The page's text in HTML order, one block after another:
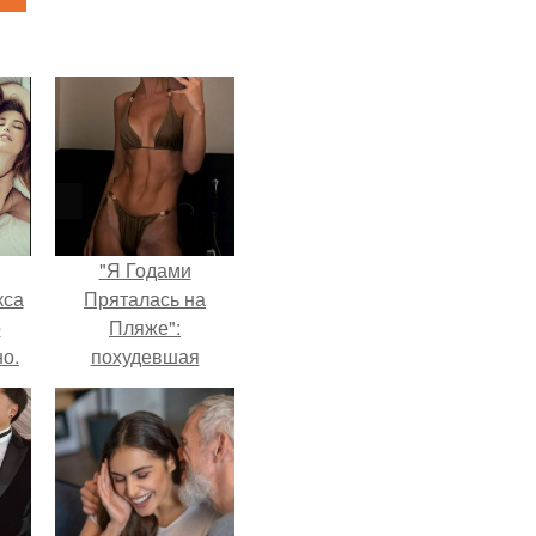
"Я Годами
Пряталась на
Пляже":
похудевшая
невестка Валерии
показала фигуру в
откровенном
купальнике.